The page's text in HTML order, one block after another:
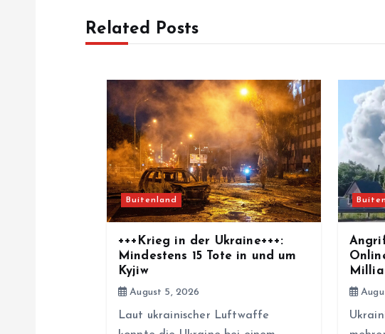
Related Posts
Buitenland
+++Krieg in der Ukraine+++:
Mindestens 15 Tote in und um
Kyjiw
August 5, 2026
Laut ukrainischer Luftwaffe